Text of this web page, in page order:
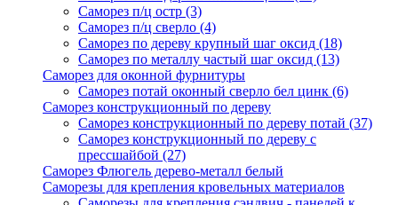
Саморез п/ц остр (3)
Саморез п/ц сверло (4)
Саморез по дереву крупный шаг оксид (18)
Саморез по металлу частый шаг оксид (13)
Саморез для оконной фурнитуры
Саморез потай оконный сверло бел цинк (6)
Саморез конструкционный по дереву
Саморез конструкционный по дереву потай (37)
Саморез конструкционный по дереву с
прессшайбой (27)
Саморез Флюгель дерево-металл белый
Саморезы для крепления кровельных материалов